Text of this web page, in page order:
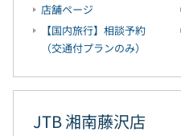
店舗ページ
【国内旅行】相談予約
（交通付プランのみ）
JTB 湘南藤沢店